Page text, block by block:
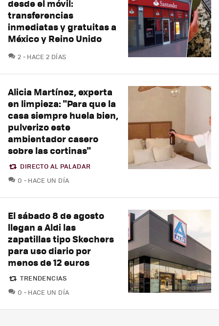
desde el móvil:
transferencias
inmediatas y gratuitas a
México y Reino Unido
2 COMENTARIOS
HACE 2 DÍAS
Alicia Martínez, experta
en limpieza: "Para que la
casa siempre huela bien,
pulverizo este
ambientador casero
sobre las cortinas"
DIRECTO AL PALADAR
0 COMENTARIOS
HACE UN DÍA
El sábado 8 de agosto
llegan a Aldi las
zapatillas tipo Skechers
para uso diario por
menos de 12 euros
TRENDENCIAS
0 COMENTARIOS
HACE UN DÍA